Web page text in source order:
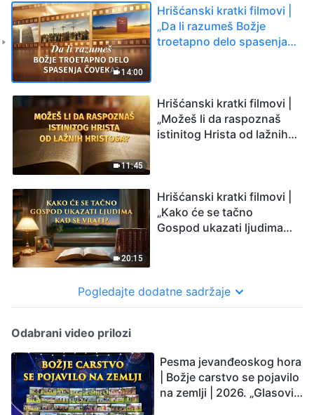
14:00
Hrišćanski kratki filmovi |
„Da li razumeš Božje
troetapno delo spasenja
11:45
Hrišćanski kratki filmovi |
„Možeš li da raspoznaš
istinitog Hrista od lažnih
20:15
Hrišćanski kratki filmovi |
„Kako će se tačno
Gospod ukazati ljudima
Pogledajte dodatne sadržaje
Odabrani video prilozi
Pesma jevanđeoskog hora
| Božje carstvo se pojavilo
na zemlji | 2026. „Glasovi